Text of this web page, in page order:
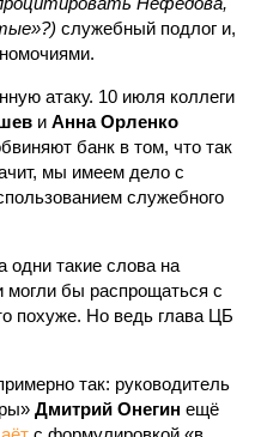
служебный подлог и,
атаку. 10 июля коллеги
и Анна Орленко
банк в том, что так
мы имеем дело с
служебного
одни такие слова на
могли бы распрощаться с
похуже. Но ведь глава ЦБ
так: руководитель
Дмитрий Онегин ещё